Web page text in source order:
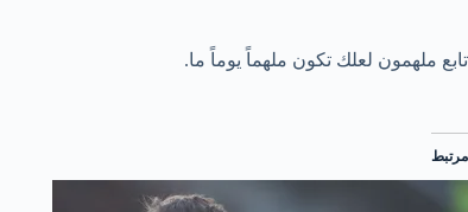
تابع ملهمون لعلك تكون ملهماً يوماً ما.
مرتبط